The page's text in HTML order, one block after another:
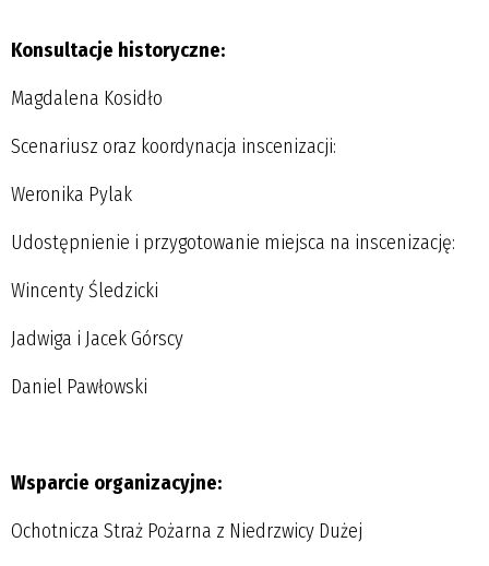
Konsultacje historyczne:
Magdalena Kosidło
Scenariusz oraz koordynacja inscenizacji:
Weronika Pylak
Udostępnienie i przygotowanie miejsca na inscenizację:
Wincenty Śledzicki
Jadwiga i Jacek Górscy
Daniel Pawłowski
Wsparcie organizacyjne:
Ochotnicza Straż Pożarna z Niedrzwicy Dużej